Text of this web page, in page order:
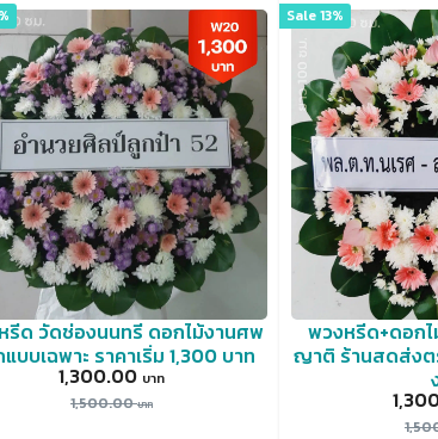
รีด วัดช่องนนทรี ดอกไม้งานศพ
บบเฉพาะ ราคาเริ่ม 1,300 บาท
1,500.00
1,300.00
Sale 13%
พวงหรีด+ดอกไ
ญาติ ร้านสดส่งต